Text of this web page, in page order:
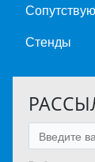
Стенды